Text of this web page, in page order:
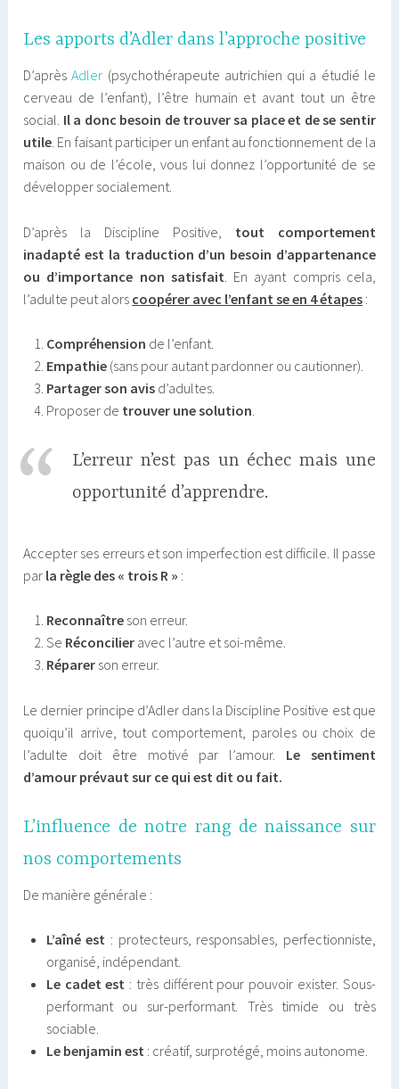
Les apports d’Adler dans l’approche positive
D’aprèsAdler (psychothérapeute autrichien qui a étudié le
cerveau de l’enfant), l’être humain et avant tout un être
social. Il a donc besoin de trouver sa place et de se sentir
utile. En faisant participer un enfant au fonctionnement de la
maison ou de l’école, vous lui donnez l’opportunité de se
développer socialement.
D’après la Discipline Positive,
tout comportement
inadapté est la traduction d’un besoin d’appartenance
ou d’importance non satisfait . En ayant compris cela,
l’adulte peut alors coopérer avec l’enfant se en 4 étapes :
Compréhension de l’enfant.
Empathie(sans pour autant pardonner ou cautionner).
Partager son avisd’adultes.
Proposer de trouver une solution.
L’erreur n’est pas un échec mais une
opportunité d’apprendre.
Accepter ses erreurs et son imperfection est difficile. Il passe
par la règle des « trois R » :
Reconnaîtreson erreur.
Se Réconcilieravec l’autre et soi-même.
Réparerson erreur.
Le dernier principe d’Adler dans la Discipline Positive est que
quoiqu’il arrive, tout comportement, paroles ou choix de
l’adulte doit être motivé par l’amour. Le sentiment
d’amour prévaut sur ce qui est dit ou fait.
L’influence de notre rang de naissance sur
nos comportements
De manière générale :
L’aîné est : protecteurs, responsables, perfectionniste,
organisé, indépendant.
Le cadet est : très différent pour pouvoir exister. Sous-
performant ou sur-performant. Très timide ou très
sociable.
Le benjamin est : créatif, surprotégé, moins autonome.